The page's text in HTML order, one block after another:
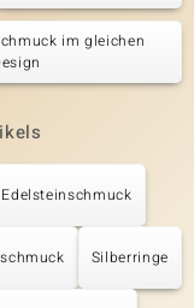
im gleichen
Edelsteinschmuck
Silberringe